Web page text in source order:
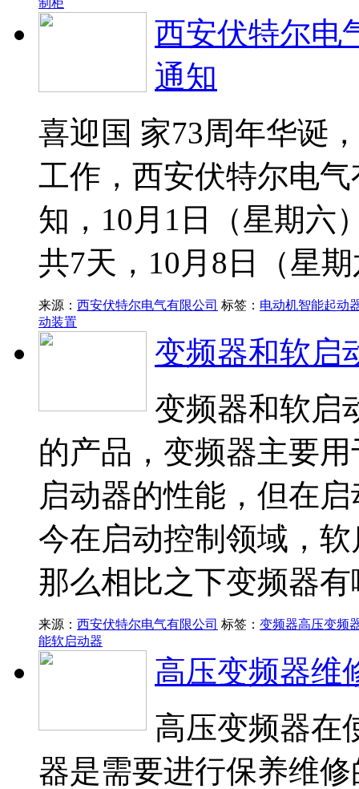
西安伏特尔电
通知
喜迎国 家73周年华诞
工作，西安伏特尔电
知，10月1日（星期六
共7天，10月8日（星
来源： 西安伏特尔电气有限公司 标签： 电动机智能起动
动装置
变频器和软启
变频器和软启
的产品，变频器主要
启动器的性能，但在
今在启动控制领域，
那么相比之下变频器
来源： 西安伏特尔电气有限公司 标签： 变频器高压变频
能软启动器
高压变频器维
高压变频器在
器是需要进行保养维